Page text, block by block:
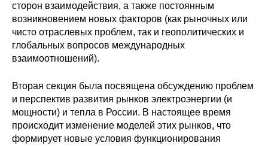
Российско-французский семинар
ЦДУ
Inforum
Ученый совет
сторон взаимодействия, а также постоянным
возникновением новых факторов (как рыночных или
чисто отраслевых проблем, так и геополитических и
глобальных вопросов международных
взаимоотношений).
Вторая секция была посвящена обсуждению проблем
и перспектив развития рынков электроэнергии (и
мощности) и тепла в России. В настоящее время
происходит изменение моделей этих рынков, что
формирует новые условия функционирования